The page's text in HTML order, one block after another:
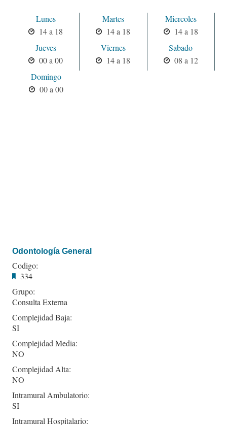
Lunes
14 a 18
Martes
14 a 18
Miercoles
14 a 18
Jueves
00 a 00
Viernes
14 a 18
Sabado
08 a 12
Domingo
00 a 00
Odontología General
Codigo:
334
Grupo:
Consulta Externa
Complejidad Baja:
SI
Complejidad Media:
NO
Complejidad Alta:
NO
Intramural Ambulatorio:
SI
Intramural Hospitalario: